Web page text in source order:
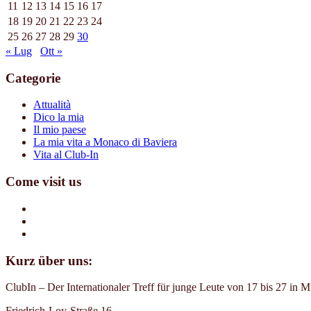
11 12 13 14 15 16 17
18 19 20 21 22 23 24
25 26 27 28 29 30
« Lug
Ott »
Categorie
Attualità
Dico la mia
Il mio paese
La mia vita a Monaco di Baviera
Vita al Club-In
Come visit us
Kurz über uns:
ClubIn – Der Internationaler Treff für junge Leute von 17 bis 27 in